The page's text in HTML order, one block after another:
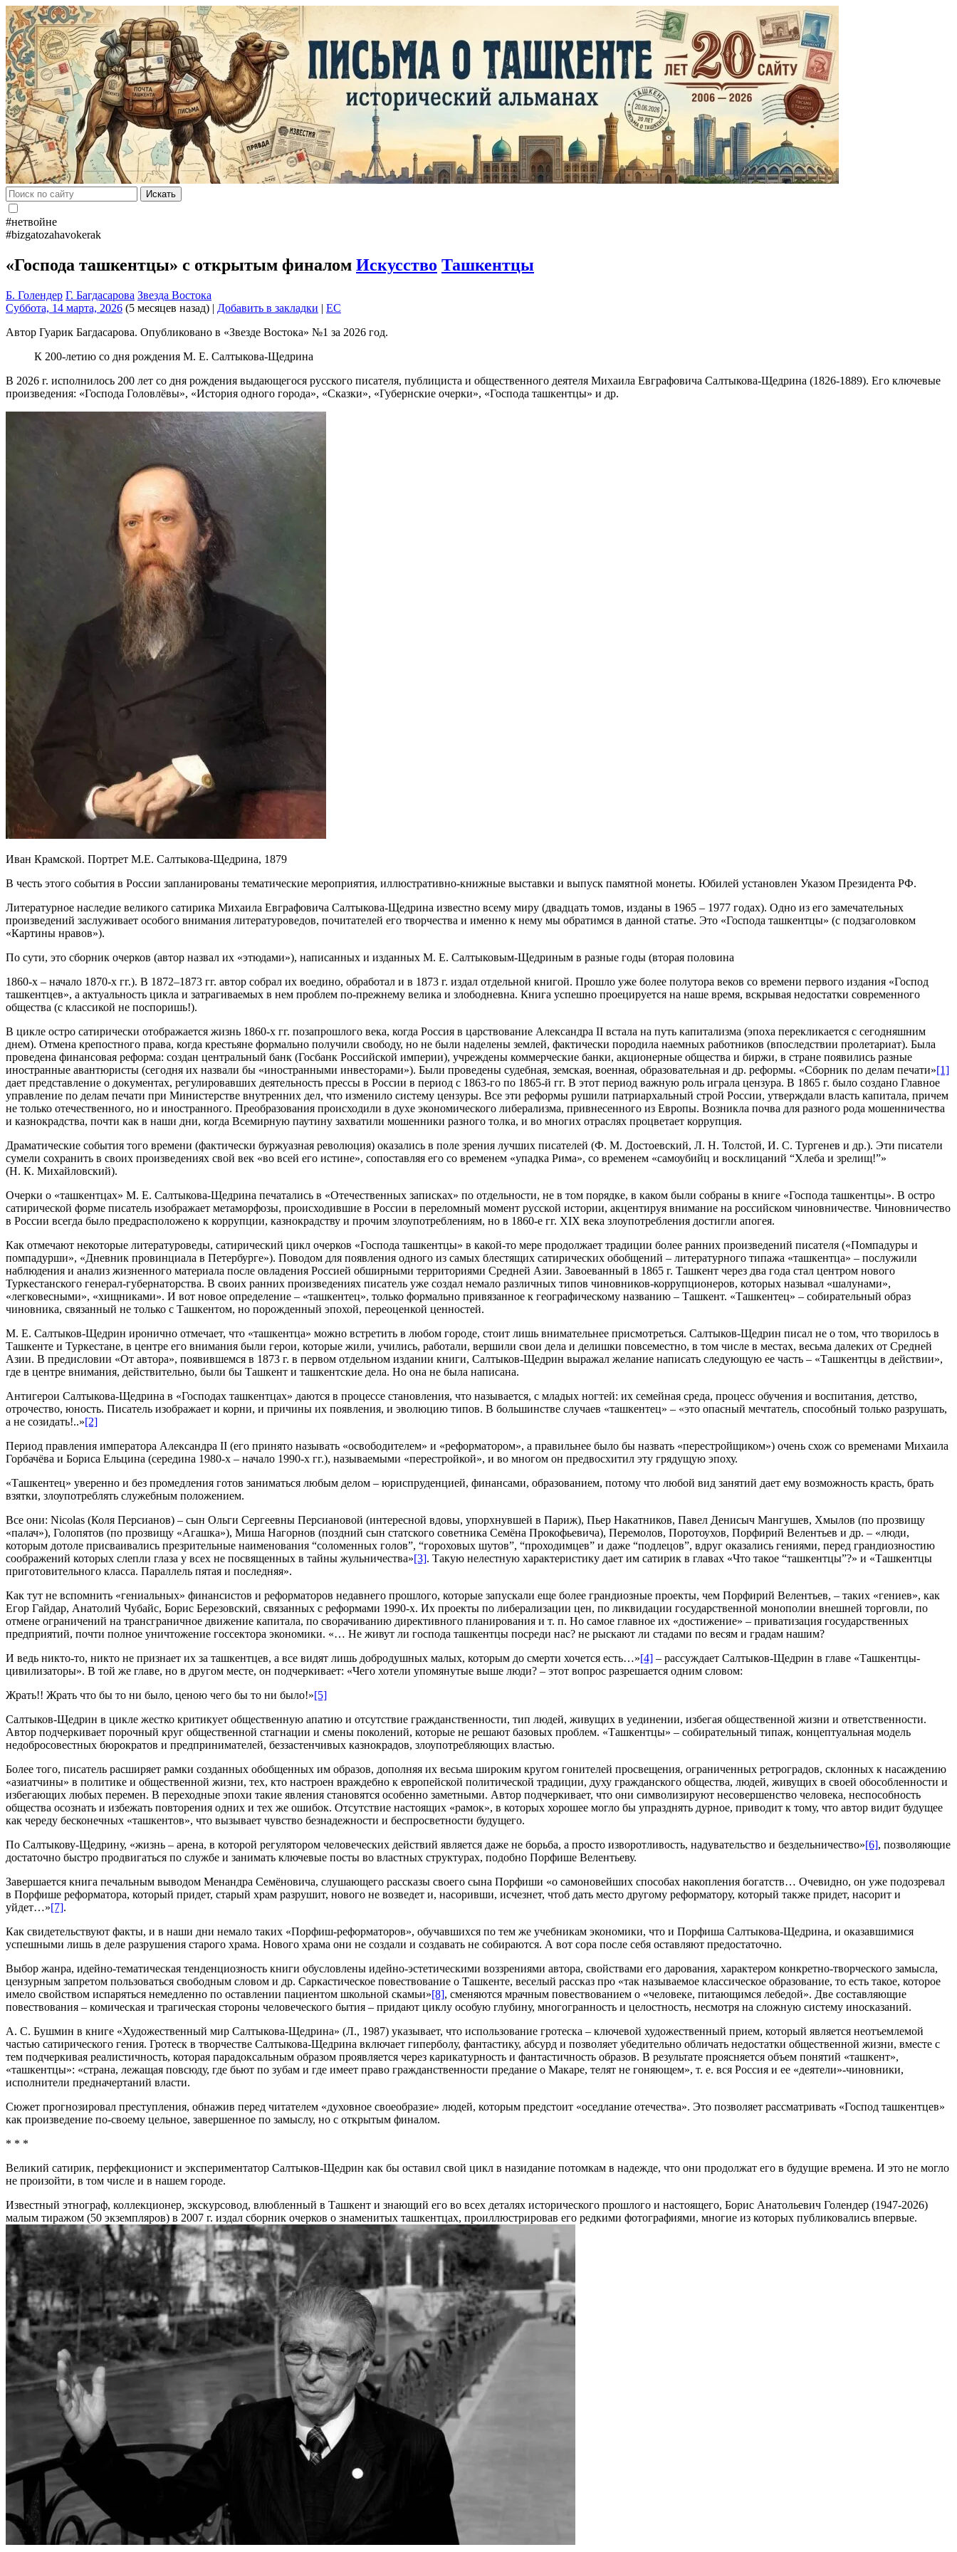
Искать
#нетвойне
#bizgatozahavokerak
«Господа ташкентцы» с открытым финалом Искусство Ташкентцы
Б. Голендер Г. Багдасарова Звезда Востока
Суббота, 14 марта, 2026 (5 месяцев назад) | Добавить в закладки | EC
Автор Гуарик Багдасарова. Опубликовано в «Звезде Востока» №1 за 2026 год.
К 200-летию со дня рождения М. Е. Салтыкова-Щедрина
В 2026 г. исполнилось 200 лет со дня рождения выдающегося русского писателя, публициста и общественного деятеля Михаила Евграфовича Салтыкова-Щедрина (1826-1889). Его ключевые
произведения: «Господа Головлёвы», «История одного города», «Сказки», «Губернские очерки», «Господа ташкентцы» и др.
Иван Крамской. Портрет М.Е. Салтыкова-Щедрина, 1879
В честь этого события в России запланированы тематические мероприятия, иллюстративно-книжные выставки и выпуск памятной монеты. Юбилей установлен Указом Президента РФ.
Литературное наследие великого сатирика Михаила Евграфовича Салтыкова-Щедрина известно всему миру (двадцать томов, изданы в 1965 – 1977 годах). Одно из его замечательных
произведений заслуживает особого внимания литературоведов, почитателей его творчества и именно к нему мы обратимся в данной статье. Это «Господа ташкентцы» (с подзаголовком
«Картины нравов»).
По сути, это сборник очерков (автор назвал их «этюдами»), написанных и изданных М. Е. Салтыковым-Щедриным в разные годы (вторая половина
1860-х – начало 1870-х гг.). В 1872–1873 гг. автор собрал их воедино, обработал и в 1873 г. издал отдельной книгой. Прошло уже более полутора веков со времени первого издания «Господ
ташкентцев», а актуальность цикла и затрагиваемых в нем проблем по-прежнему велика и злободневна. Книга успешно проецируется на наше время, вскрывая недостатки современного
общества (с классикой не поспоришь!).
В цикле остро сатирически отображается жизнь 1860-х гг. позапрошлого века, когда Россия в царствование Александра II встала на путь капитализма (эпоха перекликается с сегодняшним
днем). Отмена крепостного права, когда крестьяне формально получили свободу, но не были наделены землей, фактически породила наемных работников (впоследствии пролетариат). Была
проведена финансовая реформа: создан центральный банк (Госбанк Российской империи), учреждены коммерческие банки, акционерные общества и биржи, в стране появились разные
иностранные авантюристы (сегодня их назвали бы «иностранными инвесторами»). Были проведены судебная, земская, военная, образовательная и др. реформы. «Сборник по делам печати»[1]
дает представление о документах, регулировавших деятельность прессы в России в период с 1863-го по 1865-й гг. В этот период важную роль играла цензура. В 1865 г. было создано Главное
управление по делам печати при Министерстве внутренних дел, что изменило систему цензуры. Все эти реформы рушили патриархальный строй России, утверждали власть капитала, причем
не только отечественного, но и иностранного. Преобразования происходили в духе экономического либерализма, привнесенного из Европы. Возникла почва для разного рода мошенничества
и казнокрадства, почти как в наши дни, когда Всемирную паутину захватили мошенники разного толка, и во многих отраслях процветает коррупция.
Драматические события того времени (фактически буржуазная революция) оказались в поле зрения лучших писателей (Ф. М. Достоевский, Л. Н. Толстой, И. С. Тургенев и др.). Эти писатели
сумели сохранить в своих произведениях свой век «во всей его истине», сопоставляя его со временем «упадка Рима», со временем «самоубийц и восклицаний “Хлеба и зрелищ!”»
(Н. К. Михайловский).
Очерки о «ташкентцах» М. Е. Салтыкова-Щедрина печатались в «Отечественных записках» по отдельности, не в том порядке, в каком были собраны в книге «Господа ташкентцы». В остро
сатирической форме писатель изображает метаморфозы, происходившие в России в переломный момент русской истории, акцентируя внимание на российском чиновничестве. Чиновничество
в России всегда было предрасположено к коррупции, казнокрадству и прочим злоупотреблениям, но в 1860-е гг. XIX века злоупотребления достигли апогея.
Как отмечают некоторые литературоведы, сатирический цикл очерков «Господа ташкентцы» в какой-то мере продолжает традиции более ранних произведений писателя («Помпадуры и
помпадурши», «Дневник провинциала в Петербурге»). Поводом для появления одного из самых блестящих сатирических обобщений – литературного типажа «ташкентца» – послужили
наблюдения и анализ жизненного материала после овладения Россией обширными территориями Средней Азии. Завоеванный в 1865 г. Ташкент через два года стал центром нового
Туркестанского генерал-губернаторства. В своих ранних произведениях писатель уже создал немало различных типов чиновников-коррупционеров, которых называл «шалунами»,
«легковесными», «хищниками». И вот новое определение – «ташкентец», только формально привязанное к географическому названию – Ташкент. «Ташкентец» – собирательный образ
чиновника, связанный не только с Ташкентом, но порожденный эпохой, переоценкой ценностей.
М. Е. Салтыков-Щедрин иронично отмечает, что «ташкентца» можно встретить в любом городе, стоит лишь внимательнее присмотреться. Салтыков-Щедрин писал не о том, что творилось в
Ташкенте и Туркестане, в центре его внимания были герои, которые жили, учились, работали, вершили свои дела и делишки повсеместно, в том числе в местах, весьма далеких от Средней
Азии. В предисловии «От автора», появившемся в 1873 г. в первом отдельном издании книги, Салтыков-Щедрин выражал желание написать следующую ее часть – «Ташкентцы в действии»,
где в центре внимания, действительно, были бы Ташкент и ташкентские дела. Но она не была написана.
Антигерои Салтыкова-Щедрина в «Господах ташкентцах» даются в процессе становления, что называется, с младых ногтей: их семейная среда, процесс обучения и воспитания, детство,
отрочество, юность. Писатель изображает и корни, и причины их появления, и эволюцию типов. В большинстве случаев «ташкентец» – «это опасный мечтатель, способный только разрушать,
а не созидать!..»[2]
Период правления императора Александра II (его принято называть «освободителем» и «реформатором», а правильнее было бы назвать «перестройщиком») очень схож со временами Михаила
Горбачёва и Бориса Ельцина (середина 1980-х – начало 1990-х гг.), называемыми «перестройкой», и во многом он предвосхитил эту грядущую эпоху.
«Ташкентец» уверенно и без промедления готов заниматься любым делом – юриспруденцией, финансами, образованием, потому что любой вид занятий дает ему возможность красть, брать
взятки, злоупотреблять служебным положением.
Все они: Nicolas (Коля Персианов) – сын Ольги Сергеевны Персиановой (интересной вдовы, упорхнувшей в Париж), Пьер Накатников, Павел Денисыч Мангушев, Хмылов (по прозвищу
«палач»), Голопятов (по прозвищу «Агашка»), Миша Нагорнов (поздний сын статского советника Семёна Прокофьевича), Перемолов, Поротоухов, Порфирий Велентьев и др. – «люди,
которым дотоле присваивались презрительные наименования “соломенных голов”, “гороховых шутов”, “проходимцев” и даже “подлецов”, вдруг оказались гениями, перед грандиозностию
соображений которых слепли глаза у всех не посвященных в тайны жульничества»[3]. Такую нелестную характеристику дает им сатирик в главах «Что такое “ташкентцы”?» и «Ташкентцы
приготовительного класса. Параллель пятая и последняя».
Как тут не вспомнить «гениальных» финансистов и реформаторов недавнего прошлого, которые запускали еще более грандиозные проекты, чем Порфирий Велентьев, – таких «гениев», как
Егор Гайдар, Анатолий Чубайс, Борис Березовский, связанных с реформами 1990-х. Их проекты по либерализации цен, по ликвидации государственной монополии внешней торговли, по
отмене ограничений на трансграничное движение капитала, по сворачиванию директивного планирования и т. п. Но самое главное их «достижение» – приватизация государственных
предприятий, почти полное уничтожение госсектора экономики. «… Не живут ли господа ташкентцы посреди нас? не рыскают ли стадами по весям и градам нашим?
И ведь никто-то, никто не признает их за ташкентцев, а все видят лишь добродушных малых, которым до смерти хочется есть…»[4] – рассуждает Салтыков-Щедрин в главе «Ташкентцы-
цивилизаторы». В той же главе, но в другом месте, он подчеркивает: «Чего хотели упомянутые выше люди? – этот вопрос разрешается одним словом:
Жрать!! Жрать что бы то ни было, ценою чего бы то ни было!»[5]
Салтыков-Щедрин в цикле жестко критикует общественную апатию и отсутствие гражданственности, тип людей, живущих в уединении, избегая общественной жизни и ответственности.
Автор подчеркивает порочный круг общественной стагнации и смены поколений, которые не решают базовых проблем. «Ташкентцы» – собирательный типаж, концептуальная модель
недобросовестных бюрократов и предпринимателей, беззастенчивых казнокрадов, злоупотребляющих властью.
Более того, писатель расширяет рамки созданных обобщенных им образов, дополняя их весьма широким кругом гонителей просвещения, ограниченных ретроградов, склонных к насаждению
«азиатчины» в политике и общественной жизни, тех, кто настроен враждебно к европейской политической традиции, духу гражданского общества, людей, живущих в своей обособленности и
избегающих любых перемен. В переходные эпохи такие явления становятся особенно заметными. Автор подчеркивает, что они символизируют несовершенство человека, неспособность
общества осознать и избежать повторения одних и тех же ошибок. Отсутствие настоящих «рамок», в которых хорошее могло бы упразднять дурное, приводит к тому, что автор видит будущее
как череду бесконечных «ташкентов», что вызывает чувство безнадежности и беспросветности будущего.
По Салтыкову-Щедрину, «жизнь – арена, в которой регулятором человеческих действий является даже не борьба, а просто изворотливость, надувательство и бездельничество»[6], позволяющие
достаточно быстро продвигаться по службе и занимать ключевые посты во властных структурах, подобно Порфише Велентьеву.
Завершается книга печальным выводом Менандра Семёновича, слушающего рассказы своего сына Порфиши «о самоновейших способах накопления богатств… Очевидно, он уже подозревал
в Порфише реформатора, который придет, старый храм разрушит, нового не возведет и, насоривши, исчезнет, чтоб дать место другому реформатору, который также придет, насорит и
уйдет…»[7].
Как свидетельствуют факты, и в наши дни немало таких «Порфиш-реформаторов», обучавшихся по тем же учебникам экономики, что и Порфиша Салтыкова-Щедрина, и оказавшимися
успешными лишь в деле разрушения старого храма. Нового храма они не создали и создавать не собираются. А вот сора после себя оставляют предостаточно.
Выбор жанра, идейно-тематическая тенденциозность книги обусловлены идейно-эстетическими воззрениями автора, свойствами его дарования, характером конкретно-творческого замысла,
цензурным запретом пользоваться свободным словом и др. Саркастическое повествование о Ташкенте, веселый рассказ про «так называемое классическое образование, то есть такое, которое
имело свойством испаряться немедленно по оставлении пациентом школьной скамьи»[8], сменяются мрачным повествованием о «человеке, питающимся лебедой». Две составляющие
повествования – комическая и трагическая стороны человеческого бытия – придают циклу особую глубину, многогранность и целостность, несмотря на сложную систему иносказаний.
А. С. Бушмин в книге «Художественный мир Салтыкова-Щедрина» (Л., 1987) указывает, что использование гротеска – ключевой художественный прием, который является неотъемлемой
частью сатирического гения. Гротеск в творчестве Салтыкова-Щедрина включает гиперболу, фантастику, абсурд и позволяет убедительно обличать недостатки общественной жизни, вместе с
тем подчеркивая реалистичность, которая парадоксальным образом проявляется через карикатурность и фантастичность образов. В результате проясняется объем понятий «ташкент»,
«ташкентцы»: «страна, лежащая повсюду, где бьют по зубам и где имеет право гражданственности предание о Макаре, телят не гоняющем», т. е. вся Россия и ее «деятели»-чиновники,
исполнители предначертаний власти.
Сюжет прогнозировал преступления, обнажив перед читателем «духовное своеобразие» людей, которым предстоит «оседлание отечества». Это позволяет рассматривать «Господ ташкентцев»
как произведение по-своему цельное, завершенное по замыслу, но с открытым финалом.
* * *
Великий сатирик, перфекционист и экспериментатор Салтыков-Щедрин как бы оставил свой цикл в назидание потомкам в надежде, что они продолжат его в будущие времена. И это не могло
не произойти, в том числе и в нашем городе.
Известный этнограф, коллекционер, экскурсовод, влюбленный в Ташкент и знающий его во всех деталях исторического прошлого и настоящего, Борис Анатольевич Голендер (1947-2026)
малым тиражом (50 экземпляров) в 2007 г. издал сборник очерков о знаменитых ташкентцах, проиллюстрировав его редкими фотографиями, многие из которых публиковались впервые.